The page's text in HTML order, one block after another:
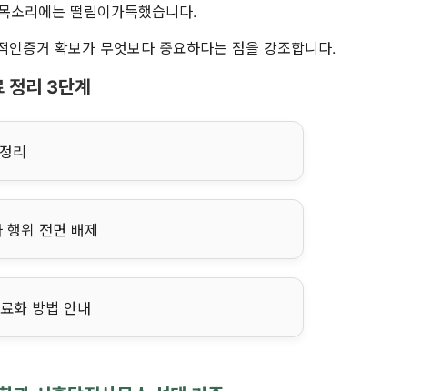
소리에는 떨림이가득했습니다.
증거 확보가 무엇보다 중요하다는 점을 강조합니다.
정리 3단계
리
행위 전면 배제
화 방법 안내